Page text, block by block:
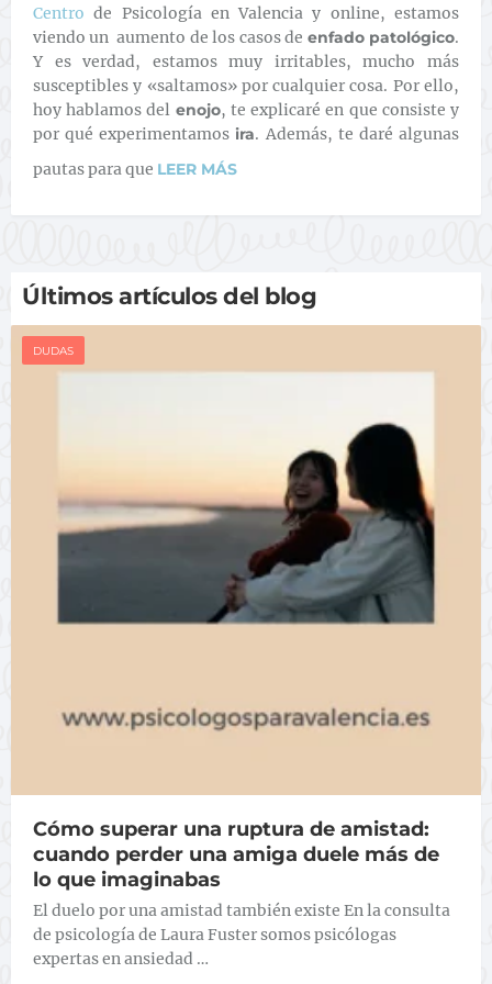
Centro de Psicología en Valencia y online, estamos
viendo un aumento de los casos de enfado patológico.
Y es verdad, estamos muy irritables, mucho más
susceptibles y «saltamos» por cualquier cosa. Por ello,
hoy hablamos del enojo, te explicaré en que consiste y
por qué experimentamos ira. Además, te daré algunas
pautas para que LEER MÁS
Últimos artículos del blog
DUDAS
Cómo superar una ruptura de amistad:
cuando perder una amiga duele más de
lo que imaginabas
El duelo por una amistad también existe En la consulta
de psicología de Laura Fuster somos psicólogas
expertas en ansiedad …